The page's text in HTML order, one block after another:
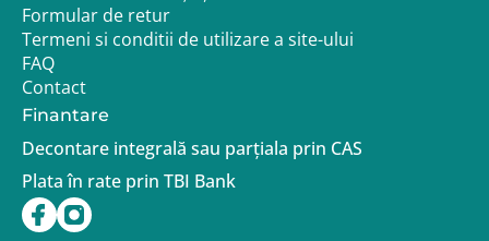
Formular de retur
Termeni si conditii de utilizare a site-ului
FAQ
Contact
Finantare
Decontare integrală sau parțiala prin CAS
Plata în rate prin TBI Bank